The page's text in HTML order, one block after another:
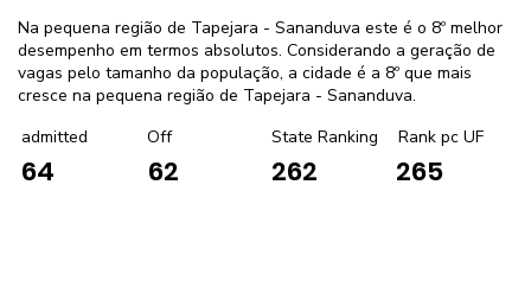
Na pequena região de Tapejara - Sananduva este é o 8º melhor
desempenho em termos absolutos. Considerando a geração de
vagas pelo tamanho da população, a cidade é a 8º que mais
cresce na pequena região de Tapejara - Sananduva.
admitted
64
Off
62
State Ranking
262
Rank pc UF
265